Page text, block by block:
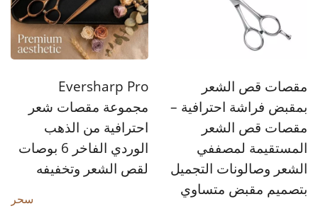
مقصات قص الشعر
بمقبض فراشة احترافية –
مقصات قص الشعر
المستقيمة لمصففي
الشعر وصالونات التجميل
بتصميم مقبض متساوي
Eversharp Pro
مجموعة مقصات شعر
احترافية من الذهب
الوردي الفاخر 6 بوصات
لقص الشعر وتخفيفه
سحر